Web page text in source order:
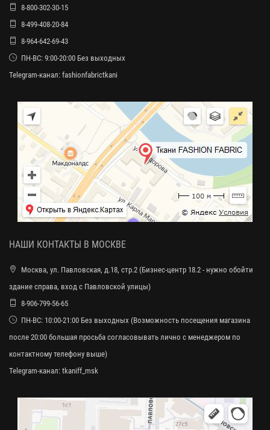
8-800-302-30-15
8-499-408-20-84
8-964-642-69-43
ПН-ВС: 9:00-20:00 Без выходных
Telegram-канал: fashionfabrictkani
НАШИ КОНТАКТЫ В МОСКВЕ
Москва, ул. Павловская, д.18, стр.2 (Бизнес-центр 18.2 - нужно обойти
здание справа, вход с Павловской улицы)
8-906-799-56-65
ПН-ВС: 10:00-21:00 Без выходных (Возможность посещения магазина
после 20:00 большая просьба согласовывать лично с менеджером по
контактному телефону выше)
Telegram-канал: tkaniff_msk